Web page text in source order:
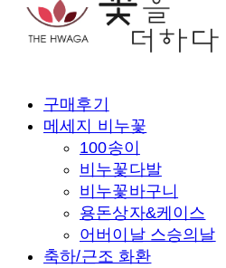
구매후기
메세지 비누꽃
100송이
비누꽃다발
비누꽃바구니
용돈상자&케이스
어버이날 스승의날
축하/근조 화환